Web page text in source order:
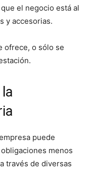
el negocio está al
y accesorias.
ofrece, o sólo se
puede
menos
través de diversas